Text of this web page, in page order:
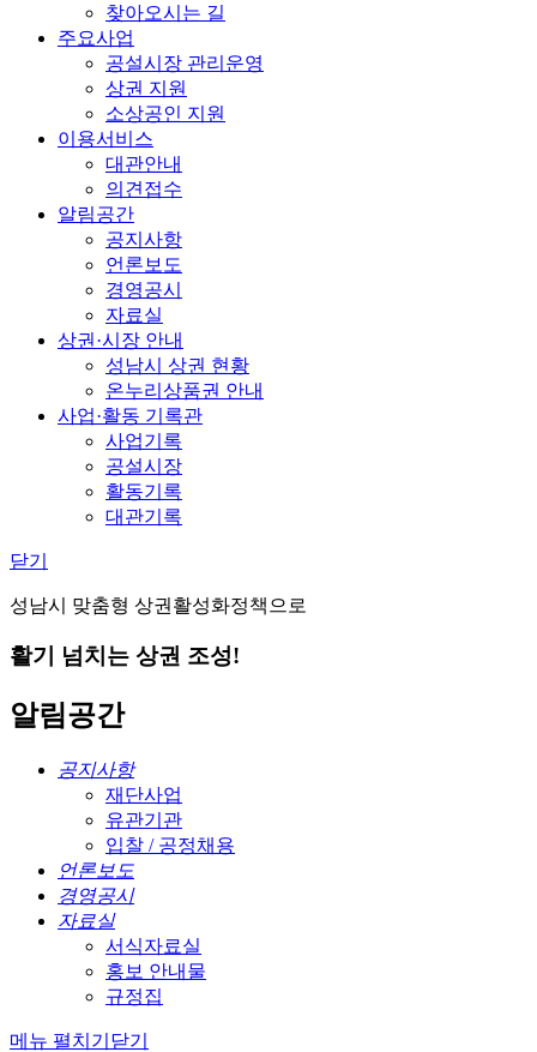
찾아오시는 길
주요사업
공설시장 관리운영
상권 지원
소상공인 지원
이용서비스
대관안내
의견접수
알림공간
공지사항
언론보도
경영공시
자료실
상권·시장 안내
성남시 상권 현황
온누리상품권 안내
사업·활동 기록관
사업기록
공설시장
활동기록
대관기록
닫기
성남시 맞춤형 상권활성화정책으로
활기 넘치는 상권 조성!
알림공간
공지사항
재단사업
유관기관
입찰 / 공정채용
언론보도
경영공시
자료실
서식자료실
홍보 안내물
규정집
메뉴 펼치기 닫기